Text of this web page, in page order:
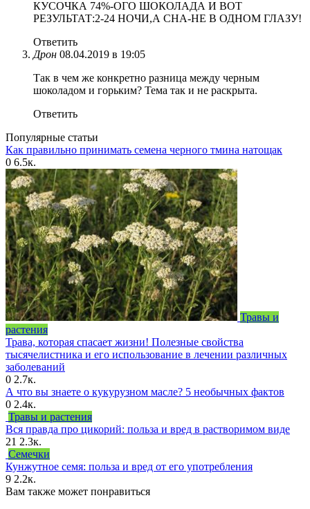
КУСОЧКА 74%-ОГО ШОКОЛАДА И ВОТ
РЕЗУЛЬТАТ:2-24 НОЧИ,А СНА-НЕ В ОДНОМ ГЛАЗУ!
Ответить
Дрон 08.04.2019 в 19:05
Так в чем же конкретно разница между черным
шоколадом и горьким? Тема так и не раскрыта.
Ответить
Популярные статьи
Как правильно принимать семена черного тмина натощак
0 6.5к.
Травы и
растения
Трава, которая спасает жизни! Полезные свойства
тысячелистника и его использование в лечении различных
заболеваний
0 2.7к.
А что вы знаете о кукурузном масле? 5 необычных фактов
0 2.4к.
Травы и растения
Вся правда про цикорий: польза и вред в растворимом виде
21 2.3к.
Семечки
Кунжутное семя: польза и вред от его употребления
9 2.2к.
Вам также может понравиться